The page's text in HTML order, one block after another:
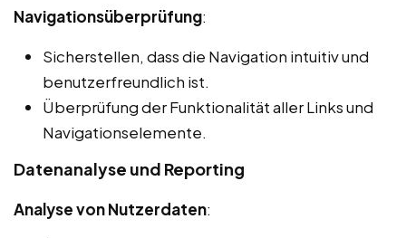
Navigationsüberprüfung:
Sicherstellen, dass die Navigation intuitiv und
benutzerfreundlich ist.
Überprüfung der Funktionalität aller Links und
Navigationselemente.
Datenanalyse und Reporting
Analyse von Nutzerdaten: